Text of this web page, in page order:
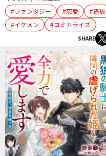
ファンタジー
恋愛 追放
イケメン
コミカライズ
SHARE